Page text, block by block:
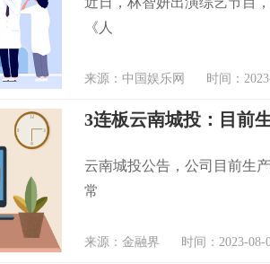
《人
来源：中国娱乐网 时间：
云南城投公告，公司目前生
常
来源：金融界 时间：2023-08-